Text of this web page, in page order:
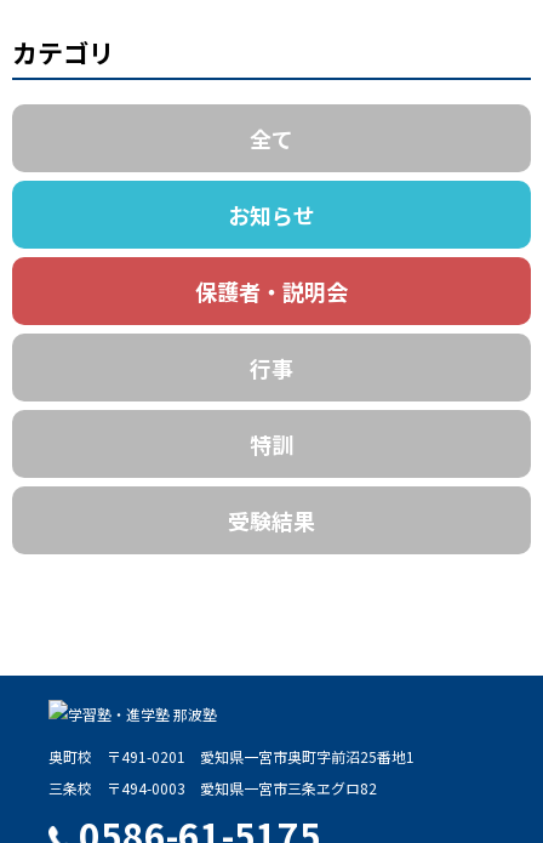
カテゴリ
全て
お知らせ
保護者・説明会
行事
特訓
受験結果
奥町校 〒491-0201 愛知県一宮市奥町字前沼25番地1
三条校
〒494-0003 愛知県一宮市三条ヱグロ82